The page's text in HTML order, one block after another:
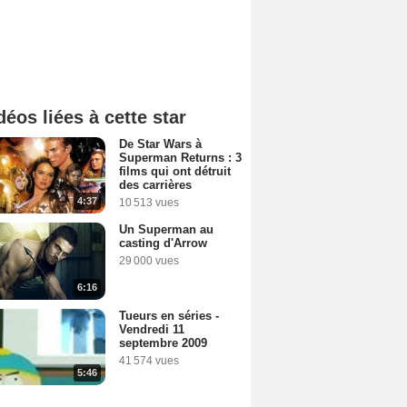
liées à cette star
4:37
De Star Wars à
Superman Returns : 3
films qui ont détruit
des carrières
10 513 vues
6:16
Un Superman au
casting d'Arrow
29 000 vues
5:46
Tueurs en séries -
Vendredi 11
septembre 2009
41 574 vues